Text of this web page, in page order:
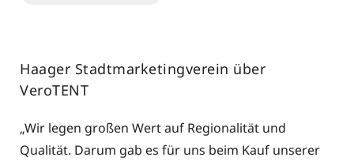
Haager Stadtmarketingverein über
VeroTENT
„Wir legen großen Wert auf Regionalität und
Qualität. Darum gab es für uns beim Kauf unserer